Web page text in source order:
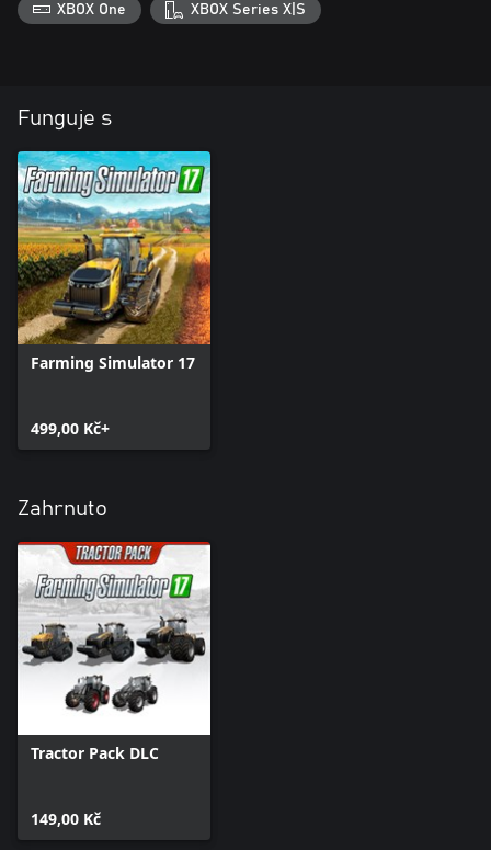
XBOX One XBOX Series X|S
Funguje s
Farming Simulator 17
499,00 Kč+
Zahrnuto
Tractor Pack DLC
149,00 Kč